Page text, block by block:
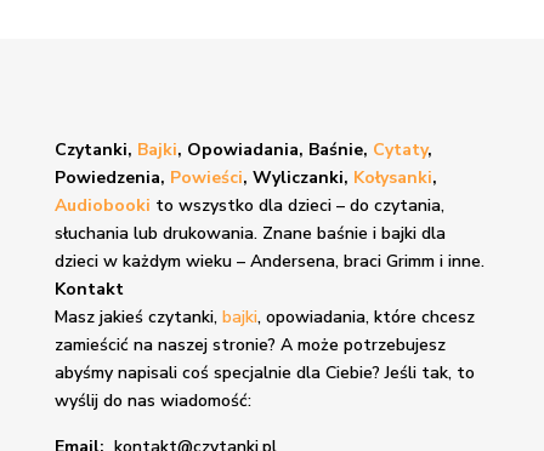
Czytanki, Bajki, Opowiadania, Baśnie, Cytaty,
Powiedzenia, Powieści, Wyliczanki, Kołysanki,
Audiobooki to wszystko dla dzieci – do czytania,
słuchania lub drukowania. Znane baśnie i bajkidla
dzieci w każdym wieku – Andersena, braci Grimm i inne.
Kontakt
Masz jakieś czytanki, bajki, opowiadania, które chcesz
zamieścić na naszej stronie? A może potrzebujesz
abyśmy napisali coś specjalnie dla Ciebie? Jeśli tak, to
wyślij do nas wiadomość: